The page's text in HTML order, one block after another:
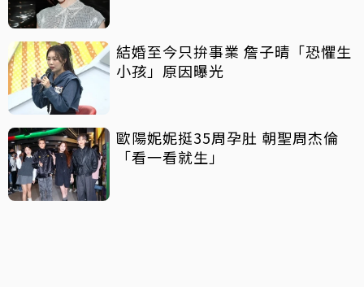
結婚至今只拚事業 詹子晴「恐懼生
小孩」原因曝光
歐陽妮妮挺35周孕肚 朝聖周杰倫
「看一看就生」